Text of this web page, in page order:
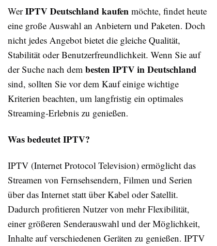
WerIPTV Deutschland kaufen möchte, findet heute
eine große Auswahl an Anbietern und Paketen. Doch
nicht jedes Angebot bietet die gleiche Qualität,
Stabilität oder Benutzerfreundlichkeit. Wenn Sie auf
der Suche nach dem besten IPTV in Deutschland
sind, sollten Sie vor dem Kauf einige wichtige
Kriterien beachten, um langfristig ein optimales
Streaming-Erlebnis zu genießen.
Was bedeutet IPTV?
IPTV (Internet Protocol Television) ermöglicht das
Streamen von Fernsehsendern, Filmen und Serien
über das Internet statt über Kabel oder Satellit.
Dadurch profitieren Nutzer von mehr Flexibilität,
einer größeren Senderauswahl und der Möglichkeit,
Inhalte auf verschiedenen Geräten zu genießen. IPTV